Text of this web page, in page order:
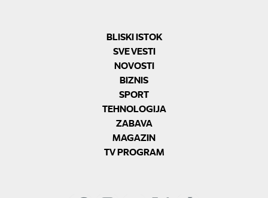
BLISKI ISTOK
SVE VESTI
NOVOSTI
BIZNIS
SPORT
TEHNOLOGIJA
ZABAVA
MAGAZIN
TV PROGRAM